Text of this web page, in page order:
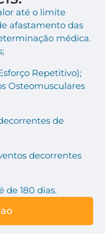
até o limite
afastamento das
médica.
Repetitivo);
Osteomusculares
de
decorrentes
de 180 dias.